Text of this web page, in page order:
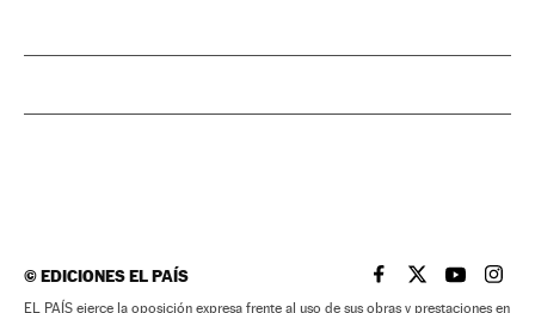
©EDICIONES EL PAÍS EL PAÍS BRASIL EN
EL PAÍSEL PAÍS
EL
EL PAÍS ejerce la oposición expresa frente al uso de sus obras y prestaciones en